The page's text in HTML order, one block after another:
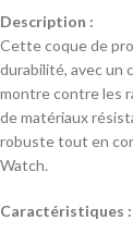
Description :
Cette coque de
durabilité, avec un
montre contre les
de matériaux
robuste tout en
Watch.
Caractéristiques :